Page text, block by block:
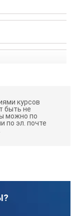
курсов
быть не
можно по
по эл. почте